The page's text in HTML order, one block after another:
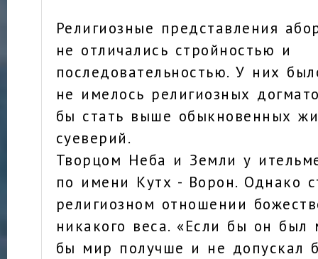
Религиозные представления
не отличались стройностью и
последовательностью. У них
не имелось религиозных
бы стать выше обыкновенных
суеверий.
Творцом Неба и Земли у
по имени Кутх - Ворон. Однако
религиозном отношении
никакого веса. «Если бы он был
бы мир получше и не допускал